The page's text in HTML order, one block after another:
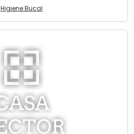
Higiene Bucal